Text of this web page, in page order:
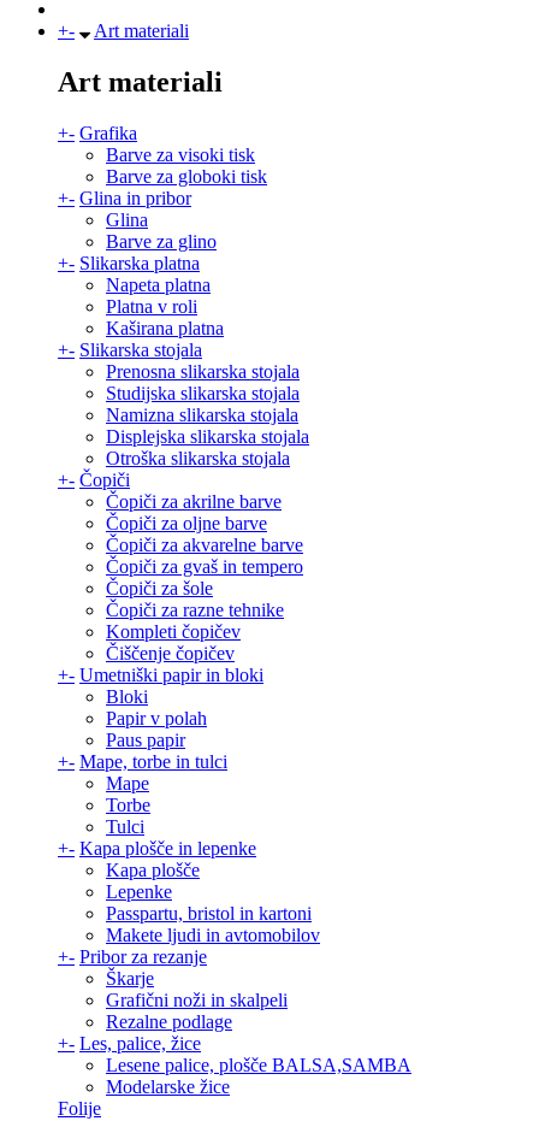
+- Art materiali
Art materiali
+- Grafika
Barve za visoki tisk
Barve za globoki tisk
+- Glina in pribor
Glina
Barve za glino
+- Slikarska platna
Napeta platna
Platna v roli
Kaširana platna
+- Slikarska stojala
Prenosna slikarska stojala
Studijska slikarska stojala
Namizna slikarska stojala
Displejska slikarska stojala
Otroška slikarska stojala
+- Čopiči
Čopiči za akrilne barve
Čopiči za oljne barve
Čopiči za akvarelne barve
Čopiči za gvaš in tempero
Čopiči za šole
Čopiči za razne tehnike
Kompleti čopičev
Čiščenje čopičev
+- Umetniški papir in bloki
Bloki
Papir v polah
Paus papir
+- Mape, torbe in tulci
Mape
Torbe
Tulci
+- Kapa plošče in lepenke
Kapa plošče
Lepenke
Passpartu, bristol in kartoni
Makete ljudi in avtomobilov
+- Pribor za rezanje
Škarje
Grafični noži in skalpeli
Rezalne podlage
+- Les, palice, žice
Lesene palice, plošče BALSA,SAMBA
Modelarske žice
Folije